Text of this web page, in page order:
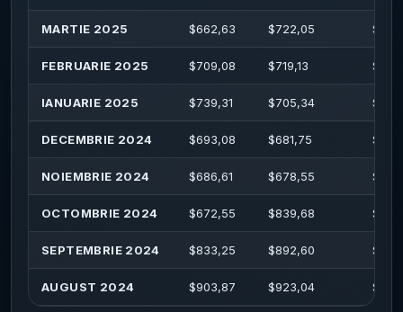
MARTIE 2025 $662,63 $722,05 $
FEBRUARIE 2025 $709,08 $719,13 $
IANUARIE 2025 $739,31 $705,34 $
DECEMBRIE 2024 $693,08 $681,75 $
NOIEMBRIE 2024 $686,61 $678,55 $
OCTOMBRIE 2024 $672,55 $839,68 $
SEPTEMBRIE 2024 $833,25 $892,60 $
AUGUST 2024 $903,87 $923,04 $